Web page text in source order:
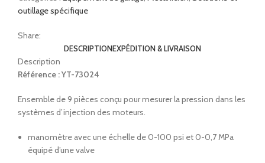
outillage spécifique
Share:
DESCRIPTIONEXPÉDITION & LIVRAISON
Description
Référence : YT-73024
Ensemble de 9 pièces conçu pour mesurer la pression dans les
systèmes d’injection des moteurs.
manomètre avec une échelle de 0-100 psi et 0-0,7 MPa
équipé d’une valve